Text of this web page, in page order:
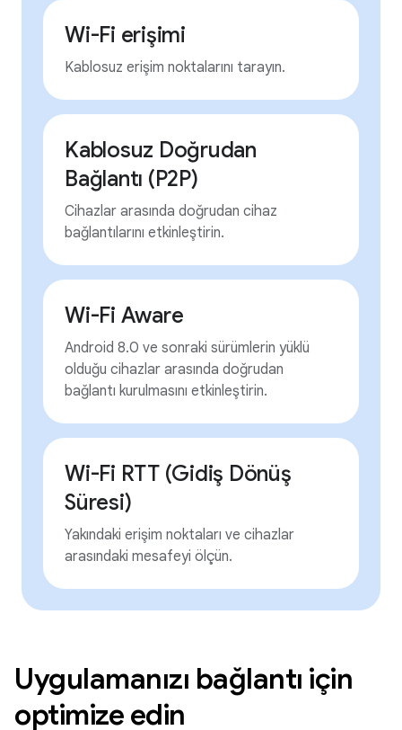
Wi-Fi erişimi
Kablosuz erişim noktalarını tarayın.
Kablosuz Doğrudan
Bağlantı (P2P)
Cihazlar arasında doğrudan cihaz
bağlantılarını etkinleştirin.
Wi-Fi Aware
Android 8.0 ve sonraki sürümlerin yüklü
olduğu cihazlar arasında doğrudan
bağlantı kurulmasını etkinleştirin.
Wi-Fi RTT (Gidiş Dönüş
Süresi)
Yakındaki erişim noktaları ve cihazlar
arasındaki mesafeyi ölçün.
Uygulamanızı bağlantı için
optimize edin